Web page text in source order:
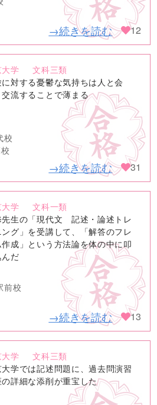
→続きを読む 12
学
文科三類
対する憂鬱な気持ちは人と会
流することで薄まる
校
→続きを読む 31
学
文科一類
先生の「現代文 記述・論述トレ
ング」を受講して、「解答のフレ
作成」という方法論を体の中に叩
んだ
前校
→続きを読む 13
学
文科三類
学では記述問題に、過去問演習
詳細な添削が重宝した